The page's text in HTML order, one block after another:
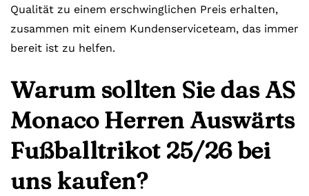
Qualität zu einem erschwinglichen Preis erhalten,
zusammen mit einem Kundenserviceteam, das immer
bereit ist zu helfen.
Warum sollten Sie das AS
Monaco Herren Auswärts
Fußballtrikot 25/26 bei
uns kaufen?